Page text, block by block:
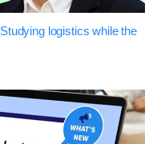
logistics while the